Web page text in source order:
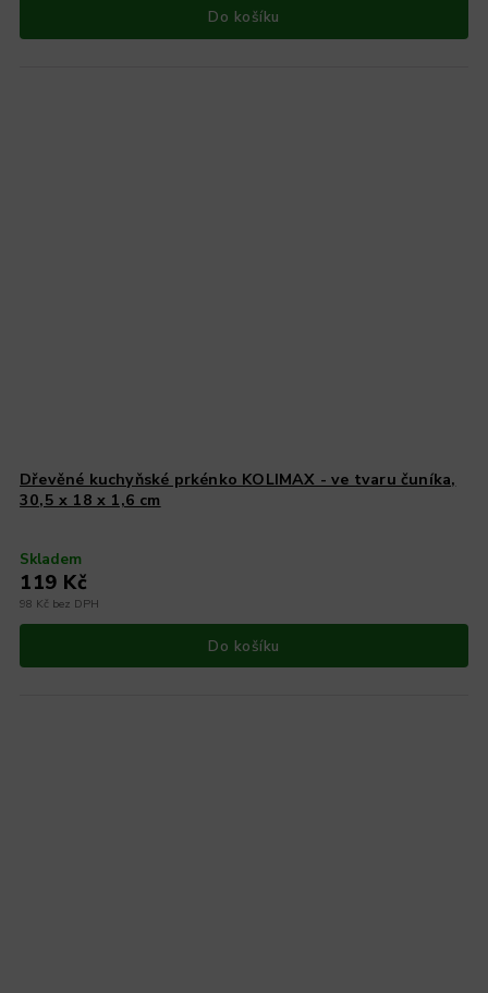
Do košíku
Dřevěné kuchyňské prkénko KOLIMAX - ve tvaru čuníka,
30,5 x 18 x 1,6 cm
Skladem
98 Kč bez DPH
119 Kč
Do košíku